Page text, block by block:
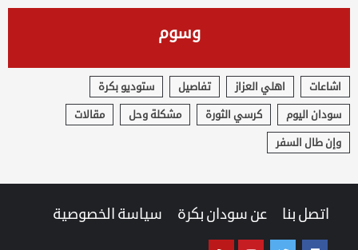
وسوم
اشاعات اهلي العزاز تفاصيل ستوديو بكرة
سودان اليوم كرسي الثورة مشكلة وحل مقالات
وإن طال السفر
اتصل بنا عن سودان بكرة سياسة الخصوصية